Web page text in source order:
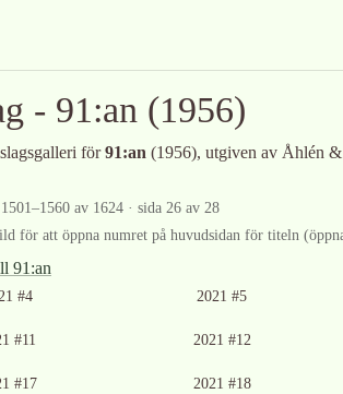
- 91:an (1956)
för91:an (1956), utgiven av Åhlén
1501–1560 av 1624 · sida 26 av 28
för att öppna numret på huvudsidan för titeln
91:an
#4 2021 #5
#11 2021 #12
#17 2021 #18